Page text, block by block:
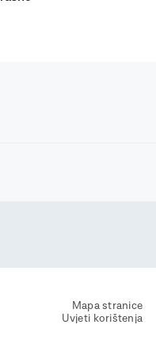
Mapa stranice
Uvjeti korištenja